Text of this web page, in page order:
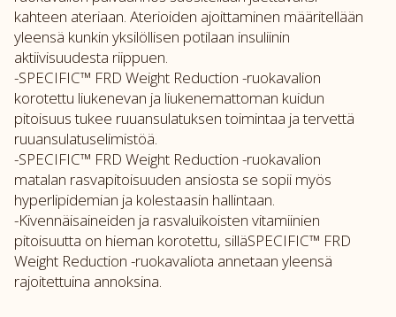
kahteen ateriaan. Aterioiden ajoittaminen määritellään
yleensä kunkin yksilöllisen potilaan insuliinin
aktiivisuudesta riippuen.
-SPECIFIC™ FRD Weight Reduction -ruokavalion
korotettu liukenevan ja liukenemattoman kuidun
pitoisuus tukee ruuansulatuksen toimintaa ja tervettä
ruuansulatuselimistöä.
-SPECIFIC™ FRD Weight Reduction -ruokavalion
matalan rasvapitoisuuden ansiosta se sopii myös
hyperlipidemian ja kolestaasin hallintaan.
-Kivennäisaineiden ja rasvaluikoisten vitamiinien
pitoisuutta on hieman korotettu, silläSPECIFIC™ FRD
Weight Reduction -ruokavaliota annetaan yleensä
rajoitettuina annoksina.